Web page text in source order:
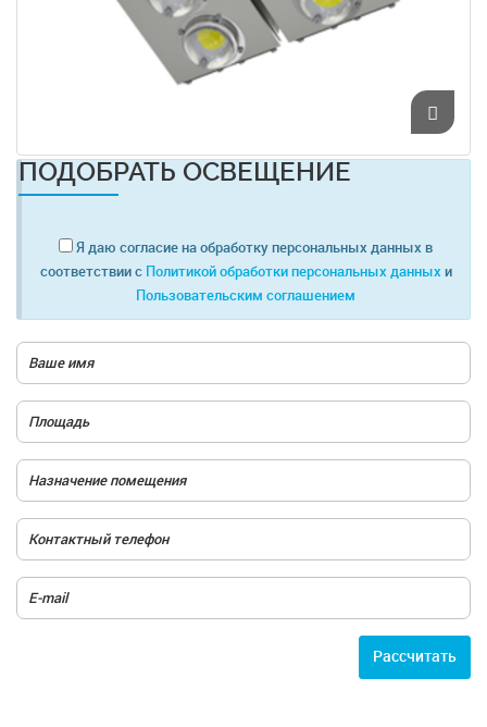
ПОДОБРАТЬ ОСВЕЩЕНИЕ
Я даю согласие на обработку персональных данных в
соответствии с Политикой обработки персональных данных и
Пользовательским соглашением
Расcчитать